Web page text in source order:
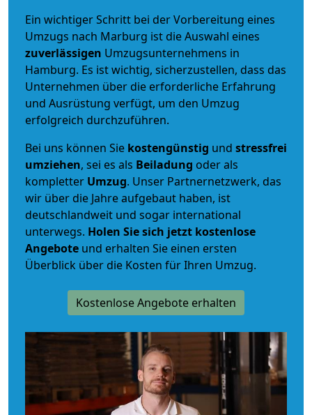
Ein wichtiger Schritt bei der Vorbereitung eines
Umzugs nach Marburg ist die Auswahl eines
zuverlässigen Umzugsunternehmens in
Hamburg. Es ist wichtig, sicherzustellen, dass das
Unternehmen über die erforderliche Erfahrung
und Ausrüstung verfügt, um den Umzug
erfolgreich durchzuführen.
Bei uns können Sie kostengünstig und stressfrei
umziehen, sei es als Beiladung oder als
kompletter Umzug. Unser Partnernetzwerk, das
wir über die Jahre aufgebaut haben, ist
deutschlandweit und sogar international
unterwegs. Holen Sie sich jetzt kostenlose
Angebote und erhalten Sie einen ersten
Überblick über die Kosten für Ihren Umzug.
Kostenlose Angebote erhalten